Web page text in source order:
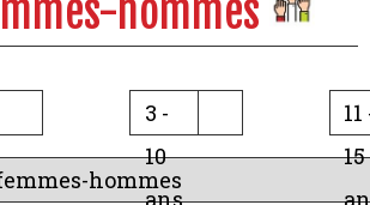
hommes
3 -
10
ans
11
15